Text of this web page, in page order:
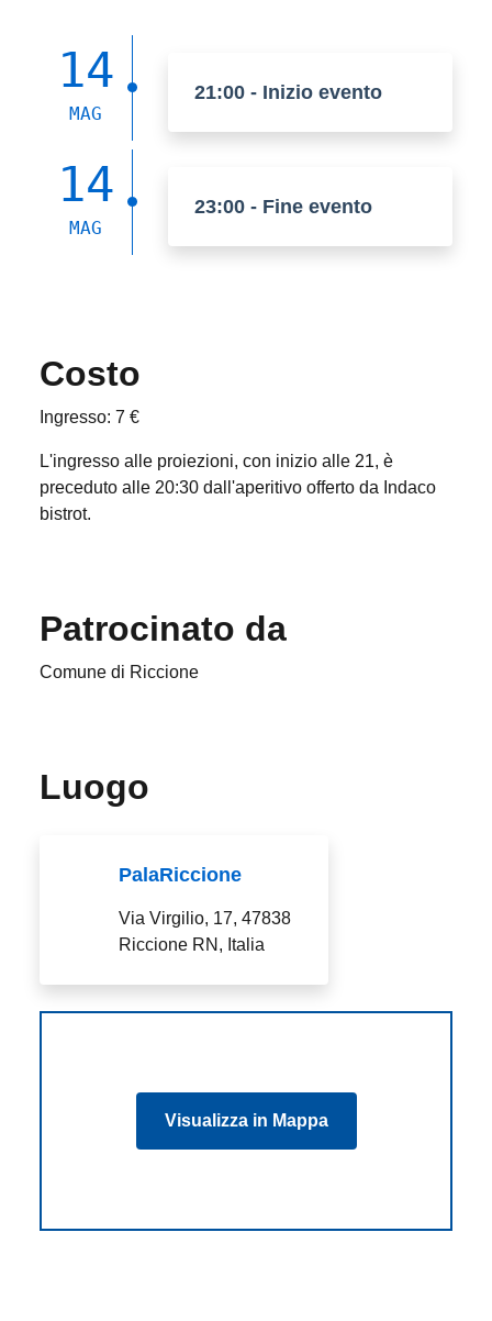
14
MAG
21:00 - Inizio evento
14
MAG
23:00 - Fine evento
Costo
Ingresso: 7 €
L'ingresso alle proiezioni, con inizio alle 21, è
preceduto alle 20:30 dall'aperitivo offerto da Indaco
bistrot.
Patrocinato da
Comune di Riccione
Luogo
PalaRiccione
Via Virgilio, 17, 47838
Riccione RN, Italia
Visualizza in Mappa